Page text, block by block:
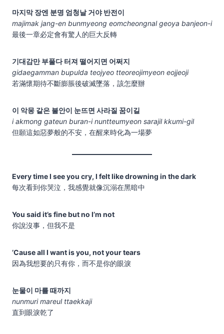
마지막 장엔 분명 엄청날 거야 반전이
majimak jang-en bunmyeong eomcheongnal geoya banjeon-i
最後一章必定會有驚人的巨大反轉
기대감만 부풀다 터져 떨어지면 어쩌지
gidaegamman bupulda teojyeo tteoreojimyeon eojjeoji
若滿懷期待不斷膨脹後破滅墜落，該怎麼辦
이 악몽 같은 불안이 눈뜨면 사라질 꿈이길
i akmong gateun buran-i nuntteumyeon sarajil kkumi-gil
但願這如惡夢般的不安，在醒來時化為一場夢
Every time I see you cry, I felt like drowning in the dark
每次看到你哭泣，我感覺就像沉溺在黑暗中
You said it’s fine but no I’m not
你說沒事，但我不是
’Cause all I want is you, not your tears
因為我想要的只有你，而不是你的眼淚
눈물이 마를 때까지
nunmuri mareul ttaekkaji
直到眼淚乾了